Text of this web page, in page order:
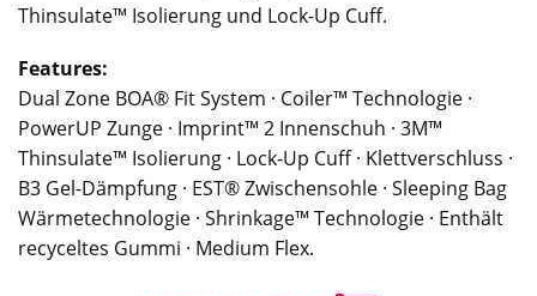
Thinsulate™ Isolierung und Lock-Up Cuff.
Features:
Dual Zone BOA® Fit System · Coiler™ Technologie ·
PowerUP Zunge · Imprint™ 2 Innenschuh · 3M™
Thinsulate™ Isolierung · Lock-Up Cuff · Klettverschluss ·
B3 Gel-Dämpfung · EST® Zwischensohle · Sleeping Bag
Wärmetechnologie · Shrinkage™ Technologie · Enthält
recyceltes Gummi · Medium Flex.